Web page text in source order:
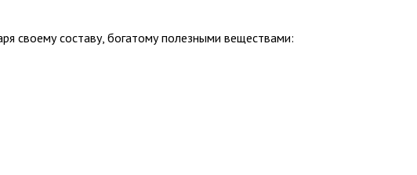
своему составу, богатому полезными веществами: